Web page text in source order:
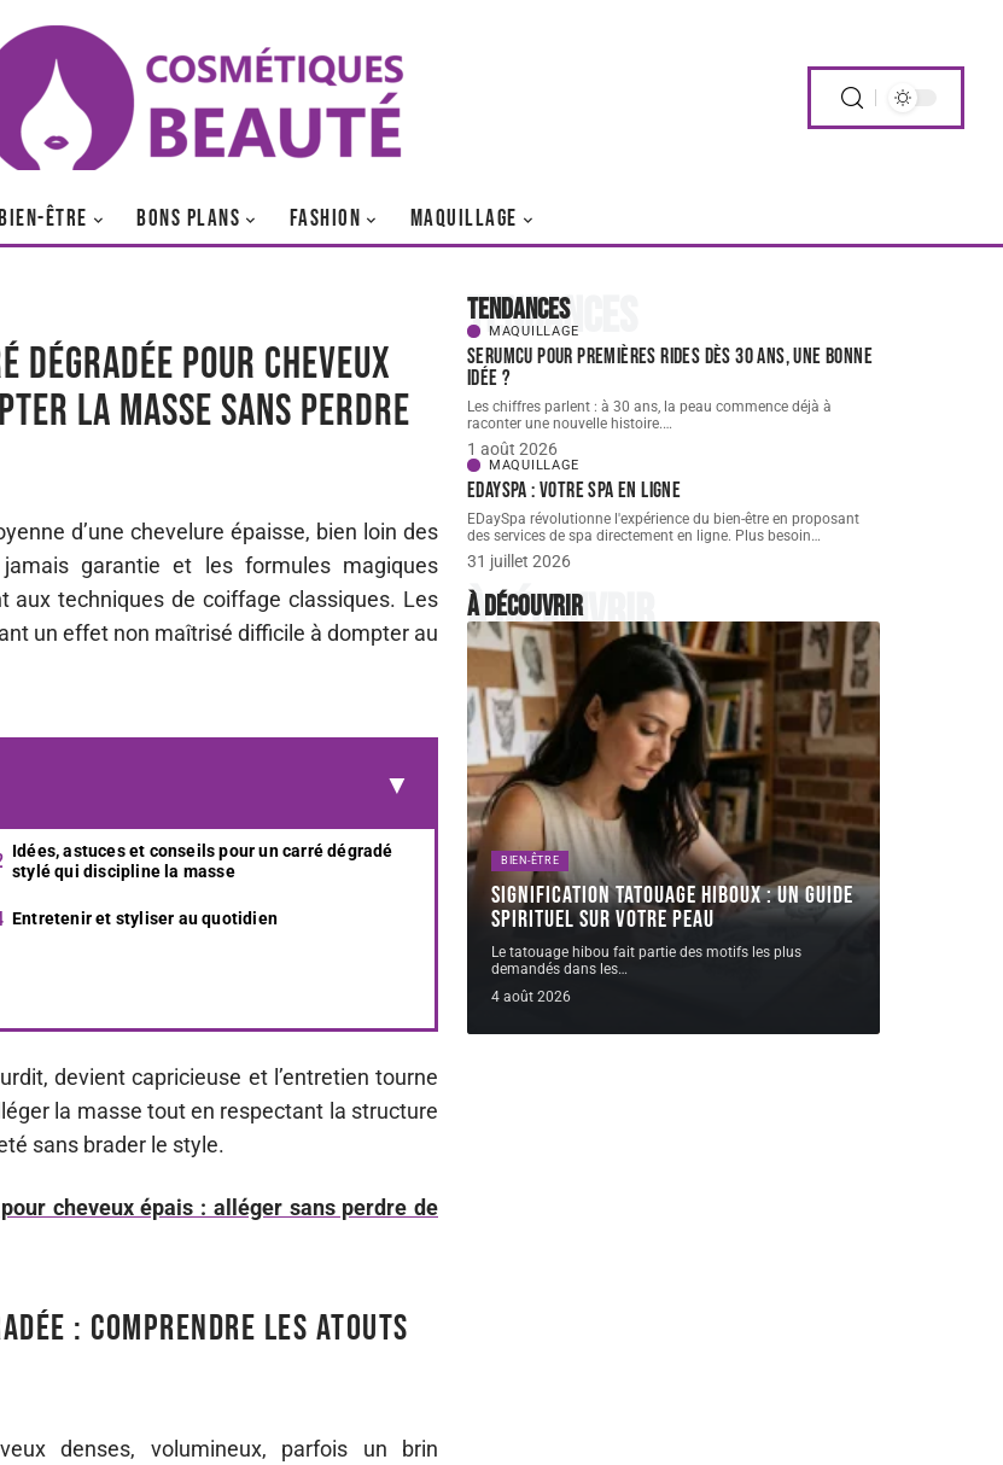
ÊTRE BONS PLANS FASHION MAQUILLAGE
dégradée pour cheveux
la masse sans perdre
d’une chevelure épaisse, bien loin des
garantie et les formules magiques
aux techniques de coiffage classiques. Les
un effet non maîtrisé difficile à dompter au
Idées, astuces et conseils pour un carré dégradé
stylé qui discipline la masse
Entretenir et styliser au quotidien
devient capricieuse et l’entretien tourne
la masse tout en respectant la structure
sans brader le style.
cheveux épais : alléger sans perdre de
: comprendre les atouts
denses, volumineux, parfois un brin
Tendances
Tendances
MAQUILLAGE
Serumcu pour premières rides dès 30 ans, une bonne
idée ?
Les chiffres parlent : à 30 ans, la peau commence déjà à
raconter une nouvelle histoire.…
1 août 2026
MAQUILLAGE
EDaySpa : Votre spa en ligne
EDaySpa révolutionne l'expérience du bien-être en proposant
des services de spa directement en ligne. Plus besoin…
31 juillet 2026
À découvrir
À découvrir
BIEN-ÊTRE
Signification tatouage Hiboux : un guide
spirituel sur votre peau
Le tatouage hibou fait partie des motifs les plus
demandés dans les…
4 août 2026